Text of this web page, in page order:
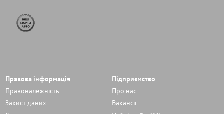
Правова інформація
Правоналежність
Захист даних
Підприємство
Про нас
Вакансії